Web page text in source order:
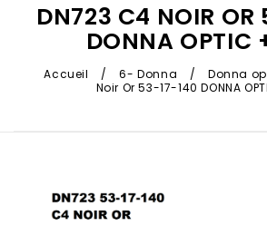
DN723 C4 NOIR
DONNA OPTIC
Accueil / 6- Donna / Donna
Noir Or 53-17-140 DONNA